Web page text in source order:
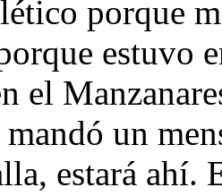
porque
estuvo
el
mandó un
estará ahí.